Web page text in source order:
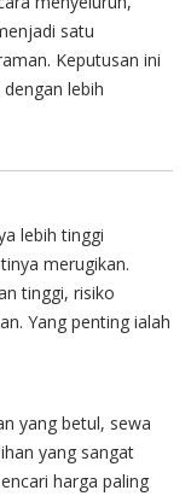
satu
Keputusan ini
lebih
lebih tinggi
merugikan.
tinggi, risiko
Yang penting ialah
yang betul, sewa
yang sangat
harga paling